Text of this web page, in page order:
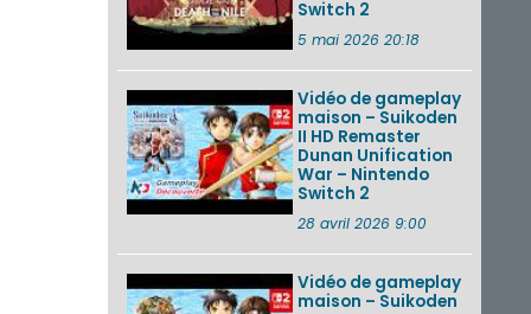
Switch 2
5 mai 2026 20:18
Vidéo de gameplay
maison – Suikoden
II HD Remaster
Dunan Unification
War – Nintendo
Switch 2
28 avril 2026 9:00
Vidéo de gameplay
maison – Suikoden